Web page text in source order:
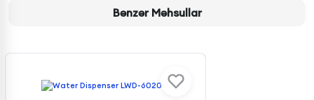
Bənzər Məhsullar